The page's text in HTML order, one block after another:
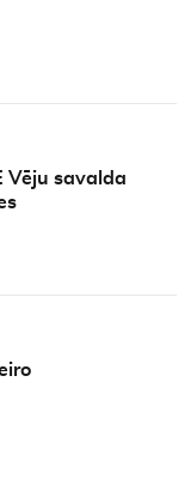
Vēju savalda